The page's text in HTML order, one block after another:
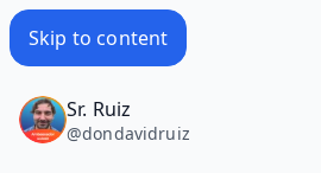
Skip to content
Sr. Ruiz
@dondavidruiz